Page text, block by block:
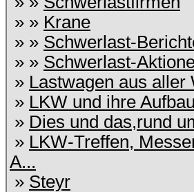
» » Krane
» » Schwerlast-
» » Schwerlast-
» Lastwagen aus aller
» LKW und ihre
» Dies und das,rund
» LKW-Treffen,
A...
» Steyr